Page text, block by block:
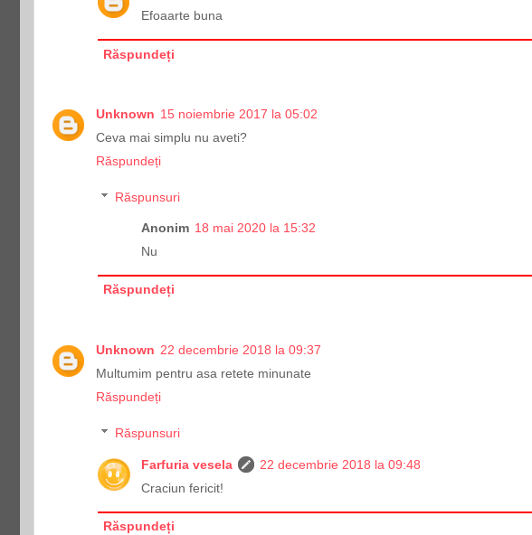
Efoaarte buna
Răspundeți
Unknown 15 noiembrie 2017 la 05:02
Ceva mai simplu nu aveti?
Răspundeți
Răspunsuri
Anonim 18 mai 2020 la 15:32
Nu
Răspundeți
Unknown 22 decembrie 2018 la 09:37
Multumim pentru asa retete minunate
Răspundeți
Răspunsuri
Farfuria vesela
22 decembrie 2018 la 09:48
Craciun fericit!
Răspundeți